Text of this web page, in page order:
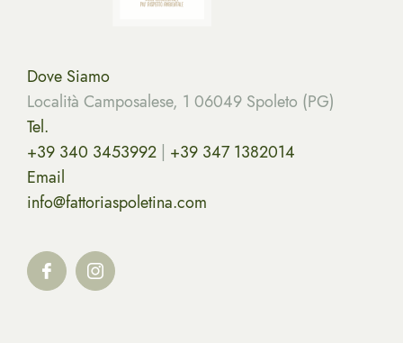
Dove Siamo
Località Camposalese, 1 06049 Spoleto (PG)
Tel.
+39 340 3453992 | +39 347 1382014
Email
info@fattoriaspoletina.com